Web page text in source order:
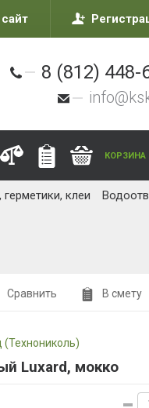
8 (812) 448-
КОРЗИНА
клеи
Сравнить В смету
(Технониколь)
Luxard, мокко